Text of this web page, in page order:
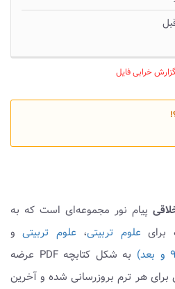
خرابی فایل
پیام نور مجموعه‌ای است که به
برای علوم تربیتی، علوم تربیتیو
به شکل کتابچه PDF عرضه
هر ترم بروزرسانی شده و آخرین